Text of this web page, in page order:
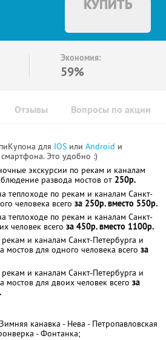
КУПИТЬ
Экономия:
59%
Отзывы Вопросы по акции
для IOS или Android и
Это удобно :)
экскурсии по рекам и каналам
развода мостов от 250р.
теплоходе по рекам и каналам Санкт-
человека всего за 250р. вместо 550р.
теплоходе по рекам и каналам Санкт-
человек всего за 450р. вместо 1100р.
и каналам Санкт-Петербурга и
мостов для одного человека всего за
и каналам Санкт-Петербурга и
мостов для двоих человек всего за
канавка - Нева - Петропавловская
- Фонтанка;